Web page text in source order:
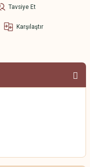
Tavsiye Et
Karşılaştır